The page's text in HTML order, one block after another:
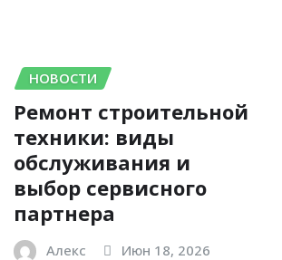
НОВОСТИ
Ремонт строительной
техники: виды
обслуживания и
выбор сервисного
партнера
Алекс Июн 18, 2026